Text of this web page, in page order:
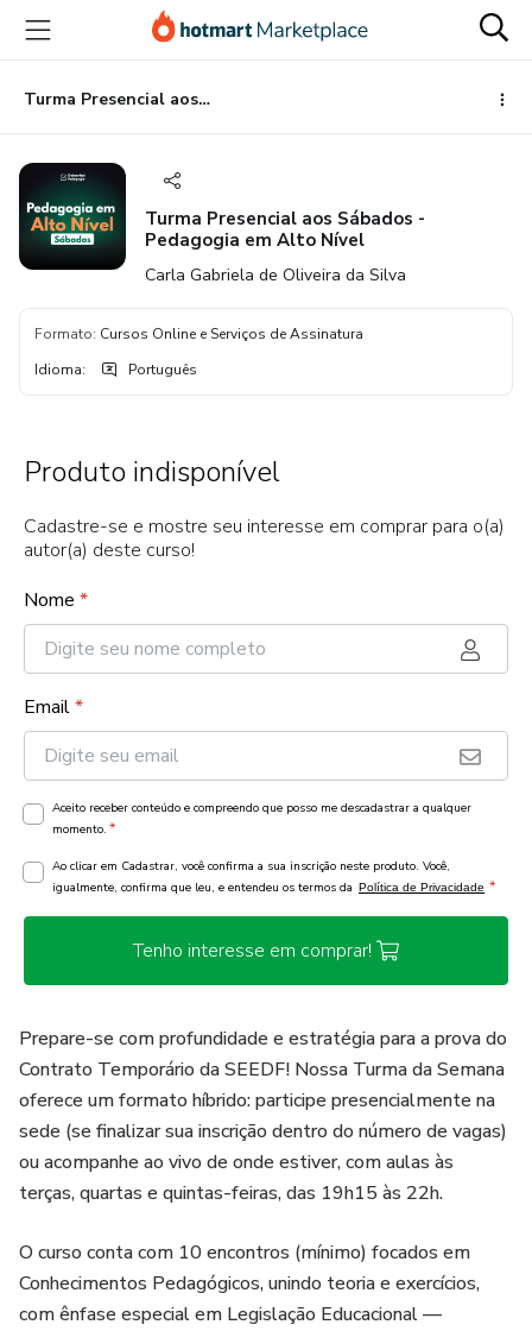
para
conteúdo
principal
para
pagamento
para
rodapé
Turma Presencial aos Sábados - Pedagogia em Alto Nível
Turma Presencial aos Sábados -
Pedagogia em Alto Nível
Carla Gabriela de Oliveira da Silva
Formato: Cursos Online e Serviços de Assinatura
Idioma: Português
Produto indisponível
Cadastre-se e mostre seu interesse em comprar para o(a)
autor(a) deste curso!
Nome *
Email*
Aceito receber conteúdo e compreendo que posso me descadastrar a qualquer
momento. *
Ao clicar em Cadastrar, você confirma a sua inscrição neste produto. Você,
igualmente, confirma que leu, e entendeu os termos da Política de Privacidade *
Tenho interesse em comprar!
Prepare-se com profundidade e estratégia para a prova do
Contrato Temporário da SEEDF! Nossa Turma da Semana
oferece um formato híbrido: participe presencialmente na
sede (se finalizar sua inscrição dentro do número de vagas)
ou acompanhe ao vivo de onde estiver, com aulas às
terças, quartas e quintas-feiras, das 19h15 às 22h.
O curso conta com 10 encontros (mínimo) focados em
Conhecimentos Pedagógicos, unindo teoria e exercícios,
com ênfase especial em Legislação Educacional —